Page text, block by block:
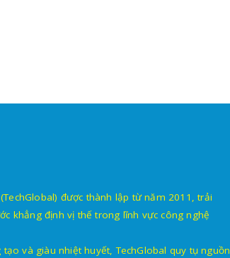
(TechGlobal) được thành lập từ năm 2011, trải
khẳng định vị thế trong lĩnh vực công nghệ
và giàu nhiệt huyết, TechGlobal quy tụ nguồn